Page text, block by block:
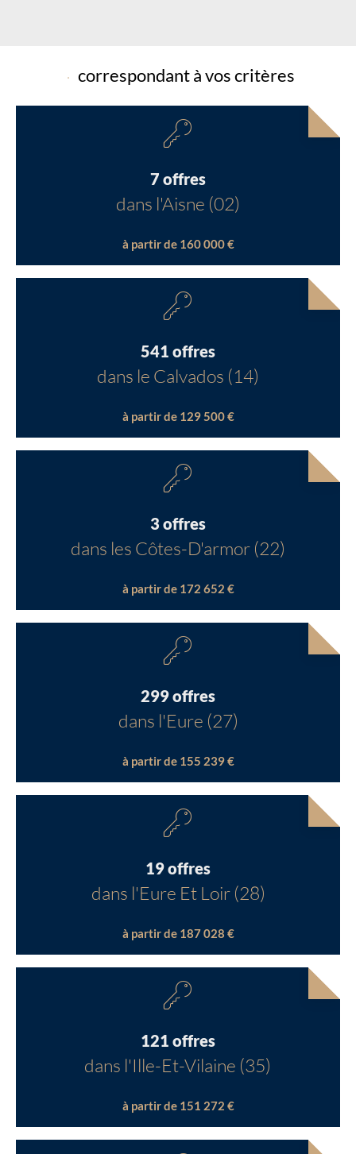
Chargement...
correspondant à vos critères
7 offres
dans l'Aisne (02)
à partir de 160 000 €
541 offres
dans le Calvados (14)
à partir de 129 500 €
3 offres
dans les Côtes-D'armor (22)
à partir de 172 652 €
299 offres
dans l'Eure (27)
à partir de 155 239 €
19 offres
dans l'Eure Et Loir (28)
à partir de 187 028 €
121 offres
dans l'Ille-Et-Vilaine (35)
à partir de 151 272 €